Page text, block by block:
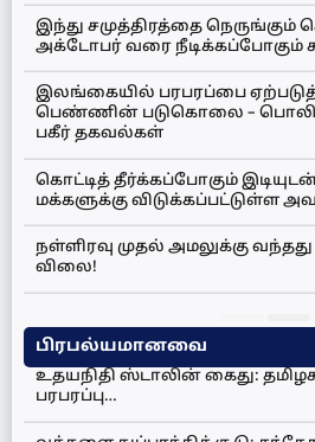
இந்து சமுத்திரத்தை
அக்டோபர் வரை நீடிக்கப்போகும்
இலங்கையில் பரபரப்பை
பெண்ணின் படுகொலை –
பகீர் தகவல்கள்
கொட்டித் தீர்க்கப்போகும்
மக்களுக்கு விடுக்கப்பட்டுள்ள
நள்ளிரவு முதல் அமலுக்கு வந்தது
விலை!
பிரபல்யமானவை
உதயநிதி ஸ்டாலின் கைது:
பரபரப்பு…